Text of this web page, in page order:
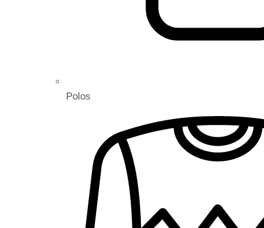
Polos